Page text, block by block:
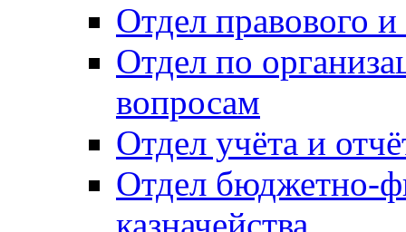
Отдел правового
Отдел по
вопросам
Отдел учёта и
Отдел бюджетно-